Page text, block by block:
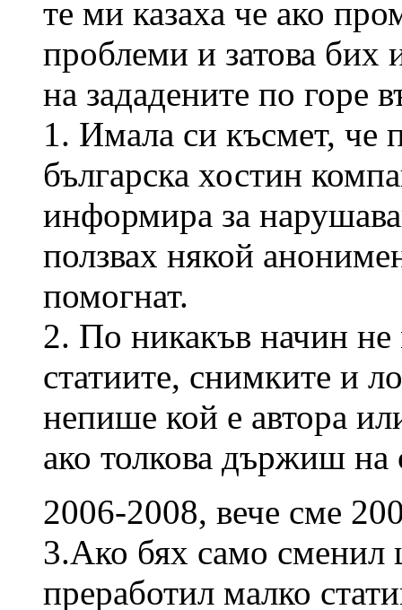
те ми казаха че ако
проблеми и затова бих
на зададените по горе
1. Имала си късмет, че
българска хостин
информира за
ползвах някой
помогнат.
2. По никакъв начин
статиите, снимките и
непише кой е автора
ако толкова държиш
2006-2008, вече сме
3.Ако бях само сменил
преработил малко